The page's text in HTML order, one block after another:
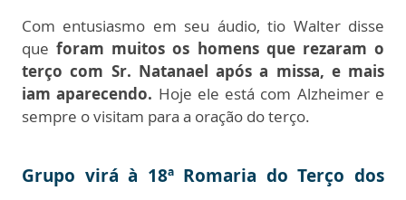
Com entusiasmo em seu áudio, tio Walter disse
queforam muitos os homens que rezaram o
terço com Sr. Natanael após a missa, e mais
iam aparecendo. Hoje ele está com Alzheimer e
sempre o visitam para a oração do terço.
Grupo virá à 18ª Romaria do Terço dos